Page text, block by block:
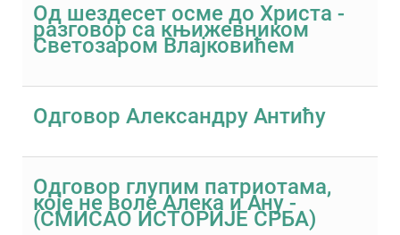
Од шездесет осме до Христа -
разговор са књижевником
Светозаром Влајковићем
Одговор Александру Антићу
Одговор глупим патриотама,
које не воле Алека и Ану -
(СМИСАО ИСТОРИЈЕ СРБА)